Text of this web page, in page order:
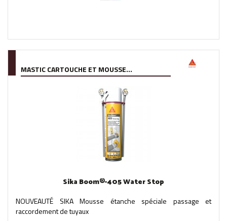
MASTIC CARTOUCHE ET MOUSSE...
Sika Boom®-405 Water Stop
NOUVEAUTÉ SIKA Mousse étanche spéciale passage et
raccordement de tuyaux